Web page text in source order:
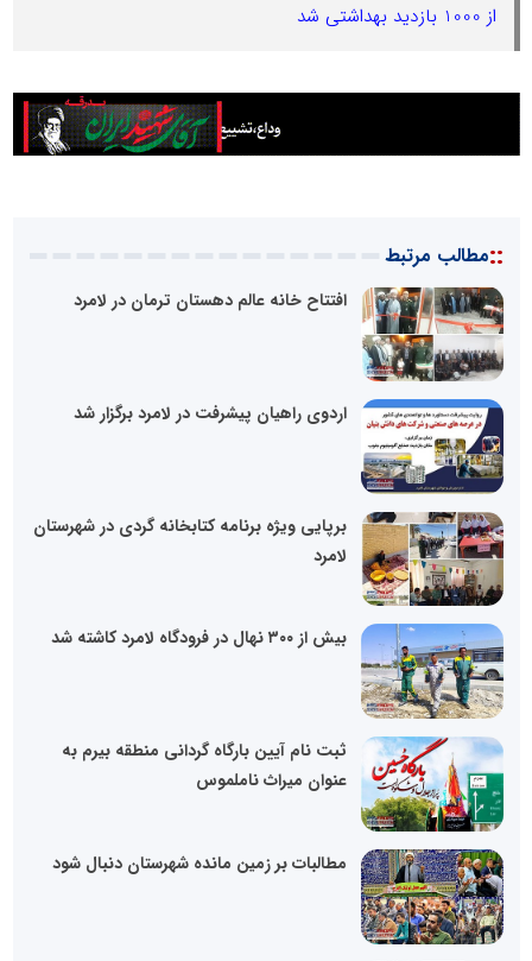
از 1000 بازدید بهداشتی شد
::مطالب مرتبط
افتتاح خانه عالم دهستان ترمان در لامرد
اردوی راهیان پیشرفت در لامرد برگزار شد
برپایی ویژه برنامه کتابخانه گردی در شهرستان
لامرد
بیش از ۳۰۰ نهال در فرودگاه لامرد کاشته شد
ثبت نام آیین بارگاه گردانی منطقه بیرم به
عنوان میراث ناملموس
مطالبات بر زمین مانده شهرستان دنبال شود